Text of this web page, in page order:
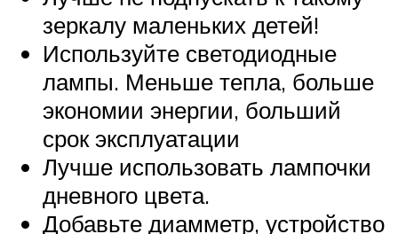
зеркалу маленьких детей!
Используйте светодиодные
лампы. Меньше тепла, больше
экономии энергии, больший
срок эксплуатации
Лучше использовать лампочки
дневного цвета.
Добавьте диамметр, устройство